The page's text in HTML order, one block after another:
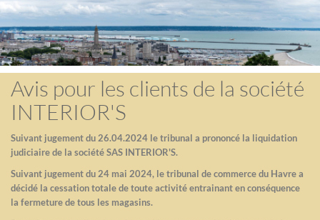
Avis pour les clients de la société
INTERIOR'S
Suivant jugement du 26.04.2024 le tribunal a prononcé la liquidation
judiciaire de la société SAS INTERIOR'S.
Suivant jugement du 24 mai 2024, le tribunal de commerce du Havre a
décidé la cessation totale de toute activité entrainant en conséquence
la fermeture de tous les magasins.